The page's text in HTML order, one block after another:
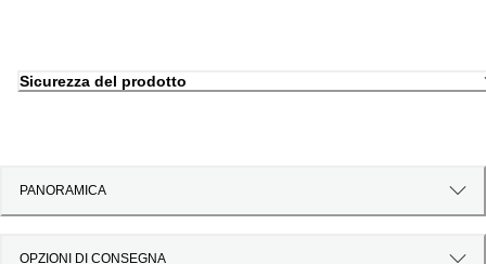
Sicurezza del prodotto
PANORAMICA
OPZIONI DI CONSEGNA